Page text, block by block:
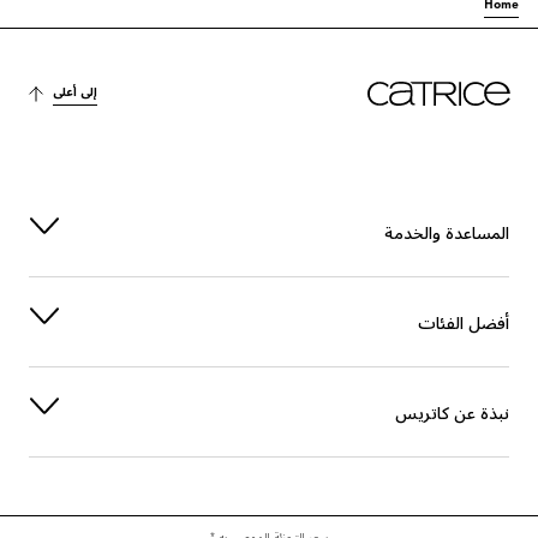
إلى أعلى
المساعدة والخدمة
أفضل الفئات
نبذة عن كاتريس